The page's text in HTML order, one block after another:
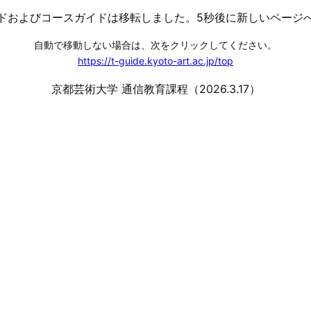
およびコースガイドは移転しました。5秒後に新しいページ
自動で移動しない場合は、次をクリックしてください。
https://t-guide.kyoto-art.ac.jp/top
京都芸術大学 通信教育課程（2026.3.17）